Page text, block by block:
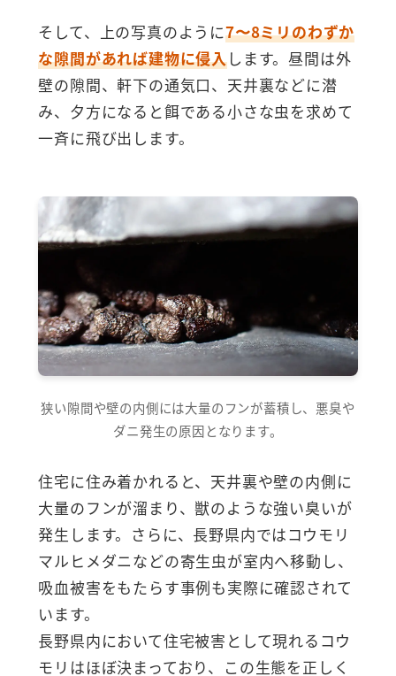
そして、上の写真のように7〜8ミリのわずか
な隙間があれば建物に侵入します。昼間は外
壁の隙間、軒下の通気口、天井裏などに潜
み、夕方になると餌である小さな虫を求めて
一斉に飛び出します。
狭い隙間や壁の内側には大量のフンが蓄積し、悪臭や
ダニ発生の原因となります。
住宅に住み着かれると、天井裏や壁の内側に
大量のフンが溜まり、獣のような強い臭いが
発生します。さらに、長野県内ではコウモリ
マルヒメダニなどの寄生虫が室内へ移動し、
吸血被害をもたらす事例も実際に確認されて
います。
長野県内において住宅被害として現れるコウ
モリはほぼ決まっており、この生態を正しく